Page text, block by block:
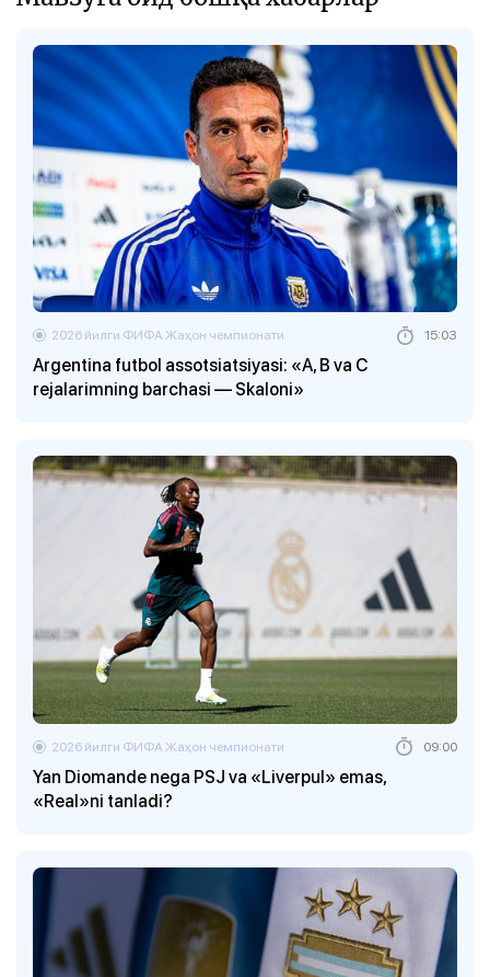
Argentina futbol assotsiatsiyasi: «A, B va C
rejalarimning barchasi — Skaloni»
2026 йилги ФИФА Жаҳон чемпионати 15:03
Yan Diomande nega PSJ va «Liverpul» emas,
«Real»ni tanladi?
2026 йилги ФИФА Жаҳон чемпионати 09:00